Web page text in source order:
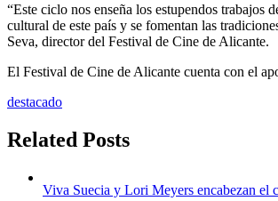
“Este ciclo nos enseña los estupendos trabajos
cultural de este país y se fomentan las
Seva, director del Festival de Cine de Alicante.
El Festival de Cine de Alicante cuenta con el
destacado
Related Posts
Viva Suecia y Lori Meyers encabezan el